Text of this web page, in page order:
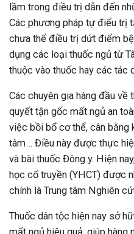
lầm trong điều trị dẫn đến
Các phương pháp tự điểu trị
chưa thể điều trị dứt điểm
dụng các loại thuốc ngủ từ
thuộc vào thuốc hay các tác
Các chuyên gia hàng đầu về
quyết tận gốc mất ngủ an
việc bồi bổ cơ thể, cân bằng
tâm… Điều này được thực
và bài thuốc Đông y. Hiện
học cổ truyền (YHCT) được
chính là Trung tâm Nghiên
Thuốc dân tộc hiện nay sở